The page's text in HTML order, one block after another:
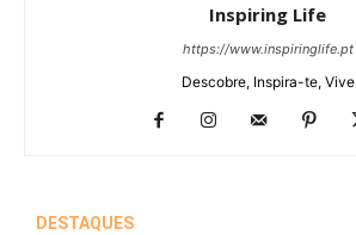
Inspiring Life
https://www.inspiringlife.pt
Descobre, Inspira-te, Vive
DESTAQUES